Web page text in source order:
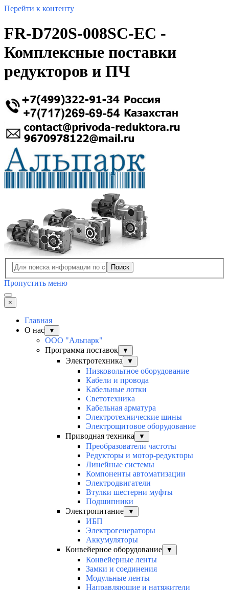
Перейти к контенту
FR-D720S-008SC-EC -
Комплексные поставки
редукторов и ПЧ
Поиск
Пропустить меню
×
Главная
О нас
▼
ООО "Альпарк"
Программа поставок
▼
Электротехника ▼
Низковольтное оборудование
Кабели и провода
Кабельные лотки
Светотехника
Кабельная арматура
Электротехнические шины
Электрощитовое оборудование
Приводная техника
▼
Преобразователи частоты
Редукторы и мотор-редукторы
Линейные системы
Компоненты автоматизации
Электродвигатели
Втулки шестерни муфты
Подшипники
Электропитание
▼
ИБП
Электрогенераторы
Аккумуляторы
Конвейерное оборудование
▼
Конвейерные ленты
Замки и соединения
Модульные ленты
Направляющие и натяжители